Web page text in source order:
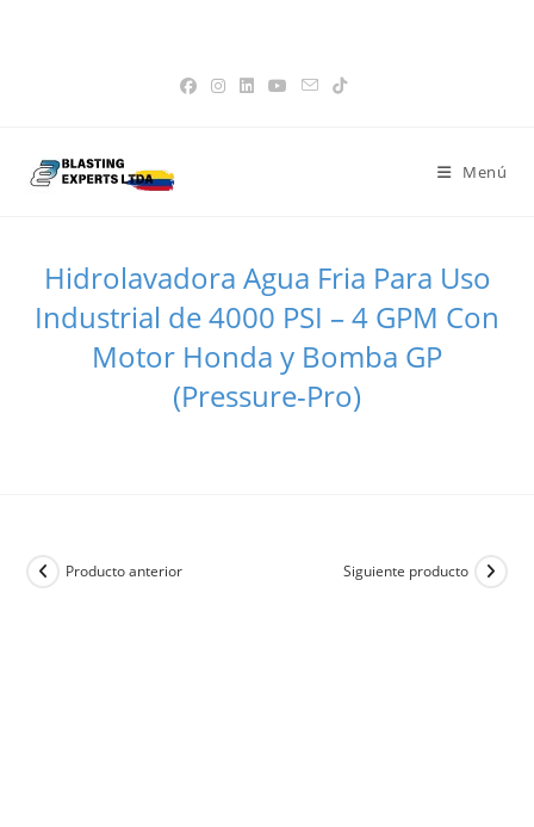
Menú
Hidrolavadora Agua Fria Para Uso
Industrial de 4000 PSI – 4 GPM Con
Motor Honda y Bomba GP
(Pressure-Pro)
Producto anterior Siguiente producto